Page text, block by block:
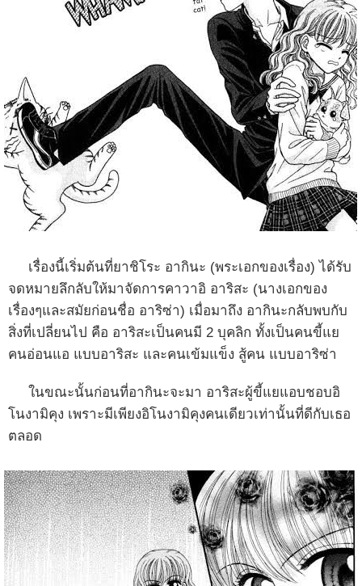
เรื่องนี้เริ่มต้นที่ยาชิโระ อากินะ (พระเอกของเรื่อง)ได้รับ
จดหมายลึกลับให้มาจัดการคาวาอิ อาริสะ (นางเอกของ
เรื่องๆและสมัยก่อนชื่อ อาริซ่า) เมื่อมาถึง อากินะกลับพบกับ
สิ่งที่เปลี่ยนไป คือ อาริสะเป็นคนมี 2 บุคลิก ทั้งเป็นคนขี้แย
คนอ่อนแอ แบบอาริสะ และคนเข้มแข็ง สู้คน แบบอาริซ่า
ในขณะนั้นก่อนที่อากินะจะมา อาริสะผู้ขี้แยแอบชอบอิ
โนงามิคุง เพราะมีเพียงอิโนงามิคุงคนเดียวเท่านั้นที่ดีกับเธอ
ตลอด